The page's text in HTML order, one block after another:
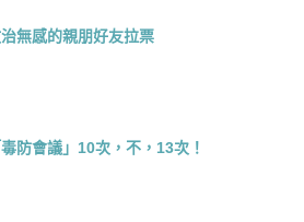
無感的親朋好友拉票
防會議」10次，不，13次！